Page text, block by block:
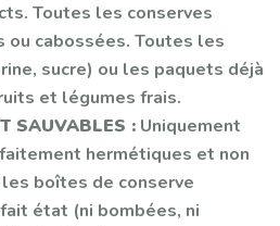
Toutes les conserves
cabossées. Toutes les
sucre) ou les paquets déjà
et légumes frais.
SAUVABLES : Uniquement
hermétiques et non
boîtes de conserve
état (ni bombées, ni